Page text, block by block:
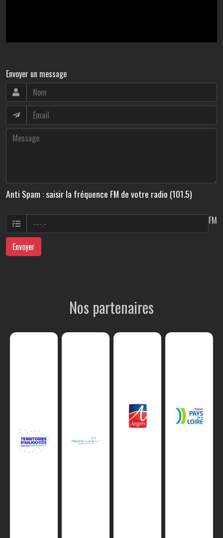
Envoyer un message
Anti Spam : saisir la fréquence FM de votre radio (101.5)
FM
Envoyer
Nos partenaires